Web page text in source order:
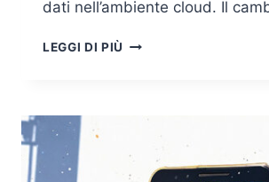
dati nell’ambiente cloud. Il
LEGGI DI PIÙ CLOUD
SECURITY
E